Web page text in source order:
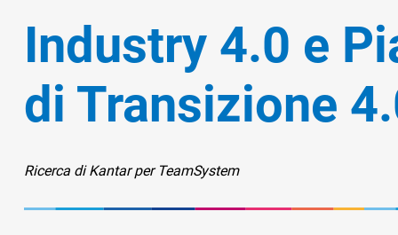
DEI
TS CDE
Pubblica Amministrazione
DEL
Retail
Sport
Fatturazione
Financial Solutions
IL
Industry 4.0 e
di Transizione
Ricerca di Kantar per TeamSystem